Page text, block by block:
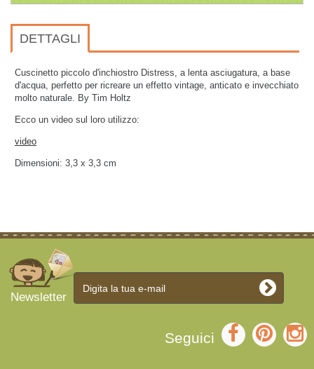
DETTAGLI
Cuscinetto piccolo d'inchiostro Distress, a lenta asciugatura, a base
d'acqua, perfetto per ricreare un effetto vintage, anticato e invecchiato
molto naturale. By Tim Holtz
Ecco un video sul loro utilizzo:
video
Dimensioni: 3,3 x 3,3 cm
Newsletter
Seguici